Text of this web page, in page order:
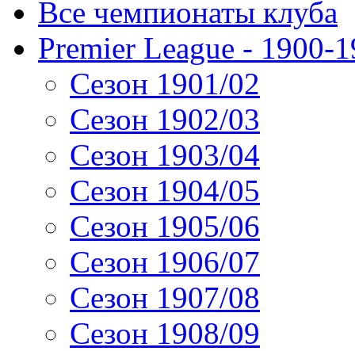
Все чемпионаты клуба
Premier League - 1900-
Сезон 1901/02
Сезон 1902/03
Сезон 1903/04
Сезон 1904/05
Сезон 1905/06
Сезон 1906/07
Сезон 1907/08
Сезон 1908/09